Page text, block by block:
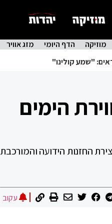
מוזיקה הדף היומי מזג אוויר
"שמע קולינו"
הימים
החזנות הידועה והמורכבת
עקוב